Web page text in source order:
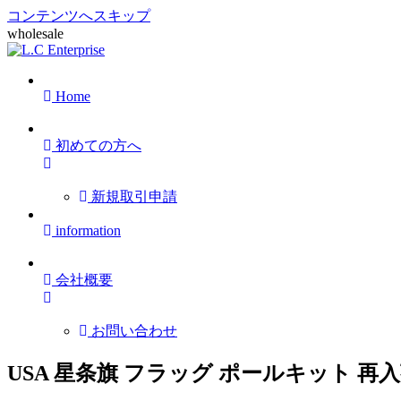
コンテンツへスキップ
wholesale
Home
初めての方へ
新規取引申請
information
会社概要
お問い合わせ
USA 星条旗 フラッグ ポールキット 再